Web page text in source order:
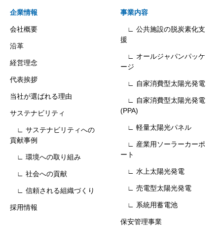
企業情報
会社概要
沿革
経営理念
代表挨拶
当社が選ばれる理由
サステナビリティ
∟ サステナビリティへの
貢献事例
∟ 環境への取り組み
∟ 社会への貢献
∟ 信頼される組織づくり
採用情報
事業内容
∟ 公共施設の脱炭素化支
援
∟ オールジャパンパッケ
ージ
∟ 自家消費型太陽光発電
∟ 自家消費型太陽光発電
(PPA)
∟ 軽量太陽光パネル
∟ 産業用ソーラーカーポ
ート
∟ 水上太陽光発電
∟ 売電型太陽光発電
∟ 系統用蓄電池
保安管理事業